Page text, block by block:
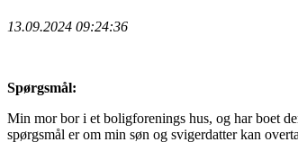
13.09.2024 09:24:36
Spørgsmål:
Min mor bor i et boligforenings hus, og har boet
spørgsmål er om min søn og svigerdatter kan